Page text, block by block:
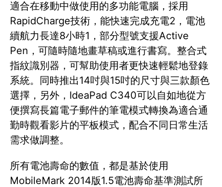
適合在移動中做使用的多功能電腦，採用
RapidCharge技術，能快速完成充電2，電池
續航力長達8小時1，部分型號支援Active
Pen，可隨時隨地畫草稿或進行書寫。整合式
指紋識別器，可幫助使用者更快速輕鬆地登錄
系統。同時推出14吋與15吋的尺寸與三款顏色
選擇，另外，IdeaPad C340可以自如地從方
便撰寫長篇電子郵件的筆電模式轉換為適合通
勤時觀看影片的平板模式，配合不同日常生活
需求做調整。
所有電池壽命的數值，都是基於使用
MobileMark 2014版1.5電池壽命基準測試所